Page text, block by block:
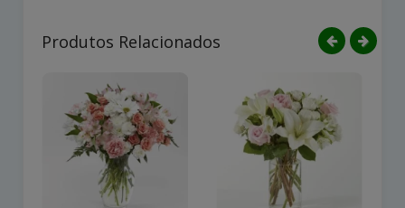
Produtos Relacionados